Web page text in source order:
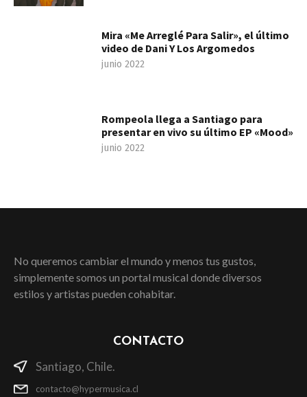
Mira «Me Arreglé Para Salir», el último
video de Dani Y Los Argomedos
junio 2022
Rompeola llega a Santiago para
presentar en vivo su último EP «Mood»
junio 2022
No queremos cambiar el mundo y menos tus gustos,
simplemente somos un portal musical donde diversos
estilos y artistas pueden cohabitar.
CONTACTO
Santiago, Chile.
contacto@hypermusica.cl